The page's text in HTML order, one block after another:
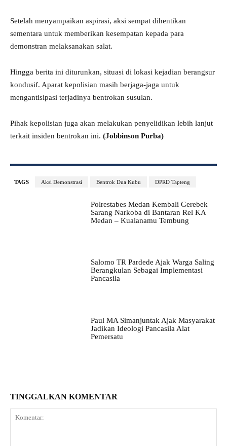
Setelah menyampaikan aspirasi, aksi sempat dihentikan
sementara untuk memberikan kesempatan kepada para
demonstran melaksanakan salat.
Hingga berita ini diturunkan, situasi di lokasi kejadian berangsur
kondusif. Aparat kepolisian masih berjaga-jaga untuk
mengantisipasi terjadinya bentrokan susulan.
Pihak kepolisian juga akan melakukan penyelidikan lebih lanjut
terkait insiden bentrokan ini. (Jobbinson Purba)
TAGS Aksi Demonstrasi Bentrok Dua Kubu DPRD Tapteng
Polrestabes Medan Kembali Gerebek
Sarang Narkoba di Bantaran Rel KA
Medan – Kualanamu Tembung
Salomo TR Pardede Ajak Warga Saling
Berangkulan Sebagai Implementasi
Pancasila
Paul MA Simanjuntak Ajak Masyarakat
Jadikan Ideologi Pancasila Alat
Pemersatu
TINGGALKAN KOMENTAR